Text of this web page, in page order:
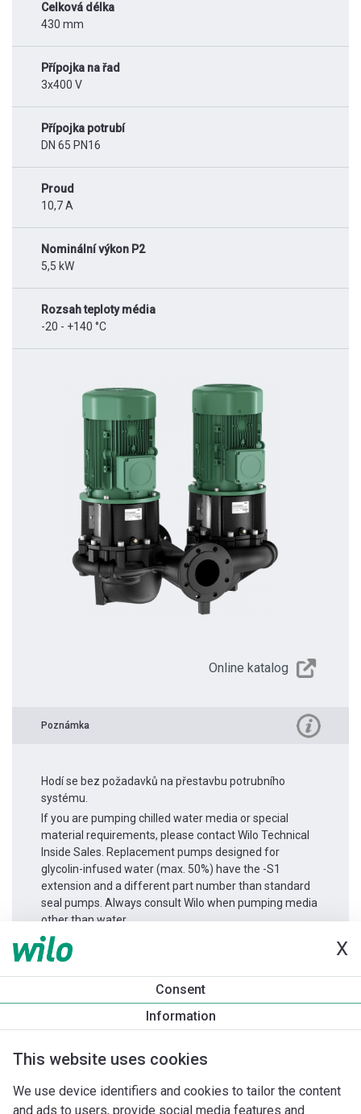
X
Consent
Information
This website uses cookies
We use device identifiers and cookies to tailor the content
and ads to users, provide social media features and
Celková délka
430 mm
Přípojka na řad
3x400 V
Přípojka potrubí
DN 65 PN16
Proud
10,7 A
Nominální výkon P2
5,5 kW
Rozsah teploty média
-20 - +140 °C
Online katalog
Poznámka
Hodí se bez požadavků na přestavbu potrubního
systému.
If you are pumping chilled water media or special
material requirements, please contact Wilo Technical
Inside Sales. Replacement pumps designed for
glycolin-infused water (max. 50%) have the -S1
extension and a different part number than standard
seal pumps. Always consult Wilo when pumping media
other than water.
Informace o produktu
Atmos GIGA-D 65/130-5,5/2